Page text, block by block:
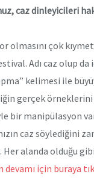
caz dinleyicileri
olmasını çok
Adı caz olup
kelimesi ile
gerçek
bir manipülasyon
caz söylediğini
Her alanda olduğu
devamı için buraya